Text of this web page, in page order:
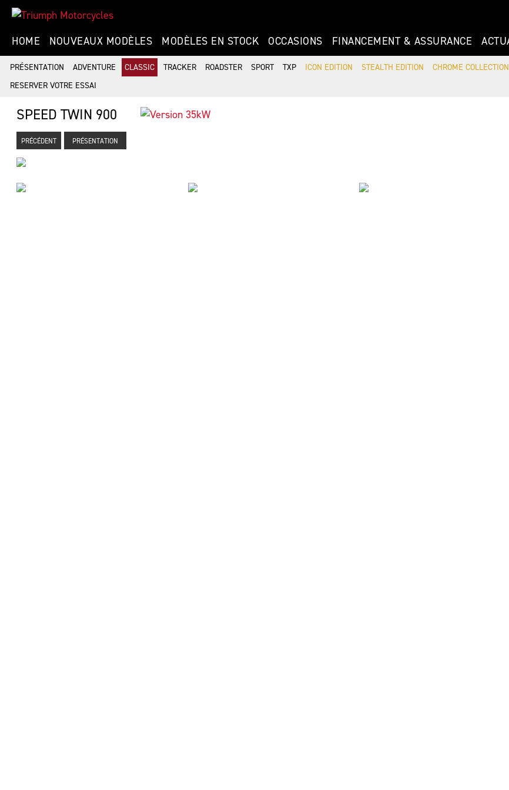
HOME NOUVEAUX MODÈLES MODÈLES EN STOCK OCCASIONS FINANCEMENT & ASSURANCE
PRÉSENTATION ADVENTURE CLASSIC TRACKER ROADSTER SPORT TXP ICON EDITION STEALTH EDITION CHROME COLLECTION
RESERVER VOTRE ESSAI
SPEED TWIN 900
PRÉCÉDENT PRÉSENTATION